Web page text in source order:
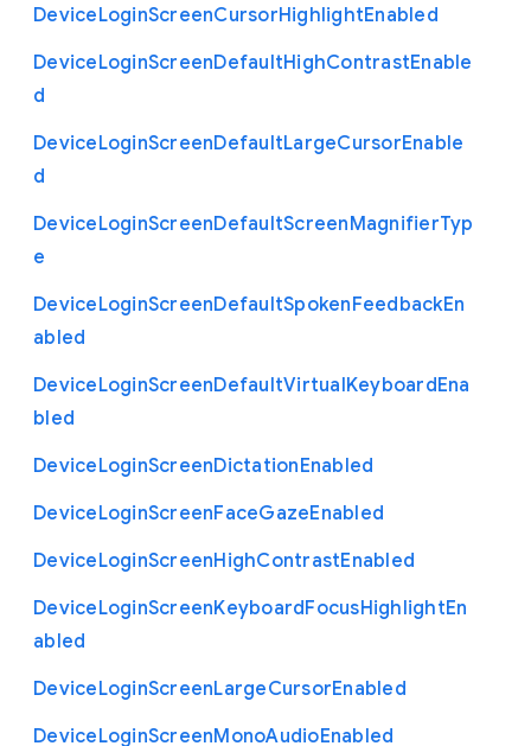
DeviceLoginScreenCursorHighlightEnabled
DeviceLoginScreenDefaultHighContrastEnable
d
DeviceLoginScreenDefaultLargeCursorEnable
d
DeviceLoginScreenDefaultScreenMagnifierTyp
e
DeviceLoginScreenDefaultSpokenFeedbackEn
abled
DeviceLoginScreenDefaultVirtualKeyboardEna
bled
DeviceLoginScreenDictationEnabled
DeviceLoginScreenFaceGazeEnabled
DeviceLoginScreenHighContrastEnabled
DeviceLoginScreenKeyboardFocusHighlightEn
abled
DeviceLoginScreenLargeCursorEnabled
DeviceLoginScreenMonoAudioEnabled